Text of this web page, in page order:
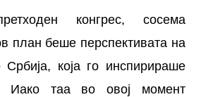
конгрес, сосема
план беше перспективата на
Србија, која го инспирираше
Иако таа во овој момент